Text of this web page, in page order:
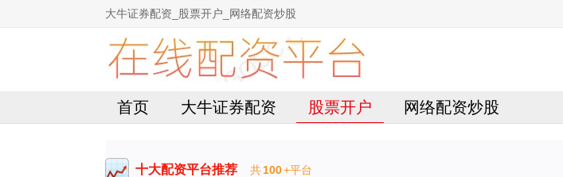
大牛证券配资_股票开户_网络配资炒股
首页 大牛证券配资 股票开户 网络配资炒股
十大配资平台推荐 共100+平台